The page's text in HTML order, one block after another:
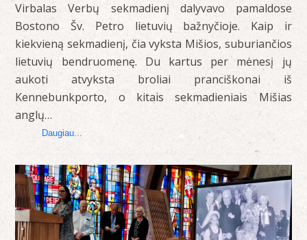
Virbalas Verbų sekmadienį dalyvavo pamaldose
Bostono Šv. Petro lietuvių bažnyčioje. Kaip ir
kiekvieną sekmadienį, čia vyksta Mišios, suburiančios
lietuvių bendruomenę. Du kartus per mėnesį jų
aukoti atvyksta broliai pranciškonai iš
Kennebunkporto, o kitais sekmadieniais Mišias
anglų…
Daugiau...